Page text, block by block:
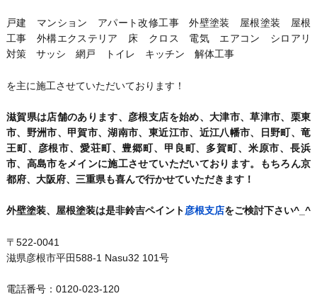
戸建 マンション アパート改修工事 外壁塗装 屋根塗装 屋根
工事 外構エクステリア 床 クロス 電気 エアコン シロアリ
対策 サッシ 網戸 トイレ キッチン 解体工事
を主に施工させていただいております！
滋賀県は店舗のあります、彦根支店を始め、大津市、草津市、栗東
市、野洲市、甲賀市、湖南市、東近江市、近江八幡市、日野町、竜
王町、彦根市、愛荘町、豊郷町、甲良町、多賀町、米原市、長浜
市、高島市をメインに施工させていただいております。もちろん京
都府、大阪府、三重県も喜んで行かせていただきます！
外壁塗装、屋根塗装は是非鈴吉ペイント彦根支店をご検討下さい^_^
〒522-0041
滋県彦根市平田588-1 Nasu32 101号
電話番号：0120-023-120